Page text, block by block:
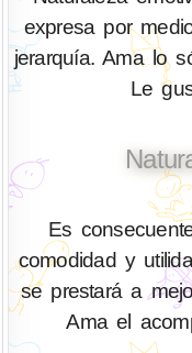
expresa por
jerarquía. Ama lo
Le
Es
comodidad y
se prestará a
Ama el